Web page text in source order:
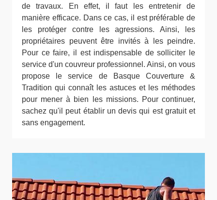
de travaux. En effet, il faut les entretenir de
manière efficace. Dans ce cas, il est préférable de
les protéger contre les agressions. Ainsi, les
propriétaires peuvent être invités à les peindre.
Pour ce faire, il est indispensable de solliciter le
service d'un couvreur professionnel. Ainsi, on vous
propose le service de Basque Couverture &
Tradition qui connaît les astuces et les méthodes
pour mener à bien les missions. Pour continuer,
sachez qu'il peut établir un devis qui est gratuit et
sans engagement.